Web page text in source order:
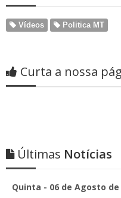
Vídeos Politica MT
Curta a nossa
Últimas Notícias
Quinta - 06 de Agosto de